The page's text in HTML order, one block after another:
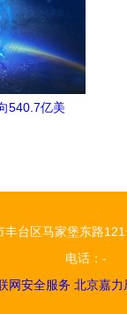
540.7亿美
丰台区马家堡东路
电话：-
网安全服务 北京嘉力